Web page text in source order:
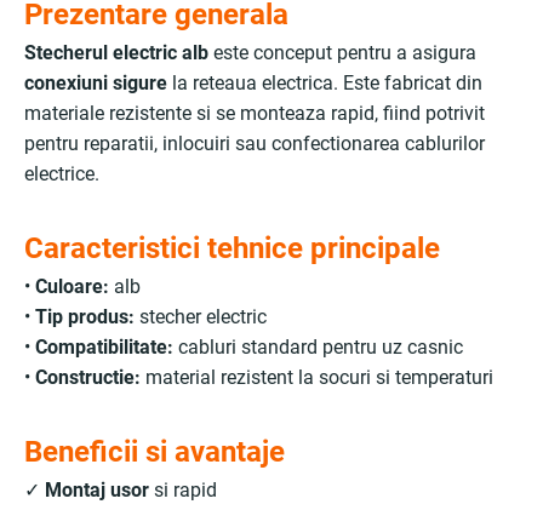
Prezentare generala
Stecherul electric alb este conceput pentru a asigura
conexiuni sigure la reteaua electrica. Este fabricat din
materiale rezistente si se monteaza rapid, fiind potrivit
pentru reparatii, inlocuiri sau confectionarea cablurilor
electrice.
Caracteristici tehnice principale
• Culoare: alb
• Tip produs: stecher electric
• Compatibilitate: cabluri standard pentru uz casnic
• Constructie: material rezistent la socuri si temperaturi
Beneficii si avantaje
✓ Montaj usor si rapid